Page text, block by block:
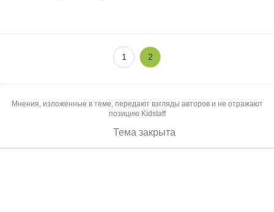
1 2
Мнения, изложенные в теме, передают взгляды авторов и не отражают
позицию Kidstaff
Тема закрыта